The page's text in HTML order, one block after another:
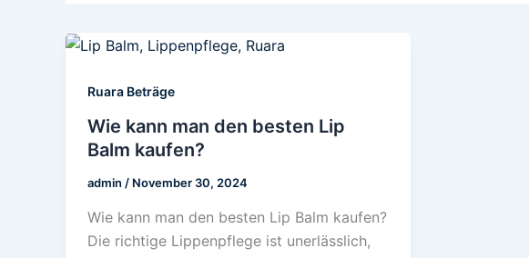
Ruara Beträge
Wie kann man den besten Lip
Balm kaufen?
admin / November 30, 2024
Wie kann man den besten Lip Balm kaufen?
Die richtige Lippenpflege ist unerlässlich,